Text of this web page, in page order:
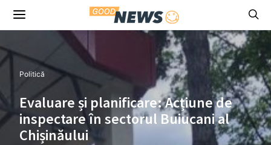
Politică
Evaluare și planificare: Acțiune de
inspectare în sectorul Buiucani al
Chișinăului